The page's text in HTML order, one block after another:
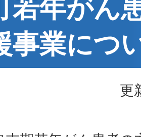
若年がん
事業につ
更